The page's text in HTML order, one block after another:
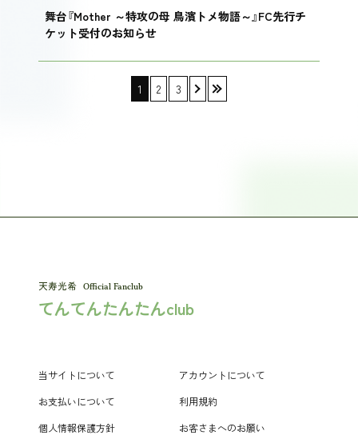
舞台『Mother ～特攻の母 鳥濱トメ物語～』FC先行チ
ケット受付のお知らせ
1 2 3 › »
Official Fanclub
てんてんたんたんclub
当サイトについて
アカウントについて
お支払いについて
利用規約
個人情報保護方針
お客さまへのお願い